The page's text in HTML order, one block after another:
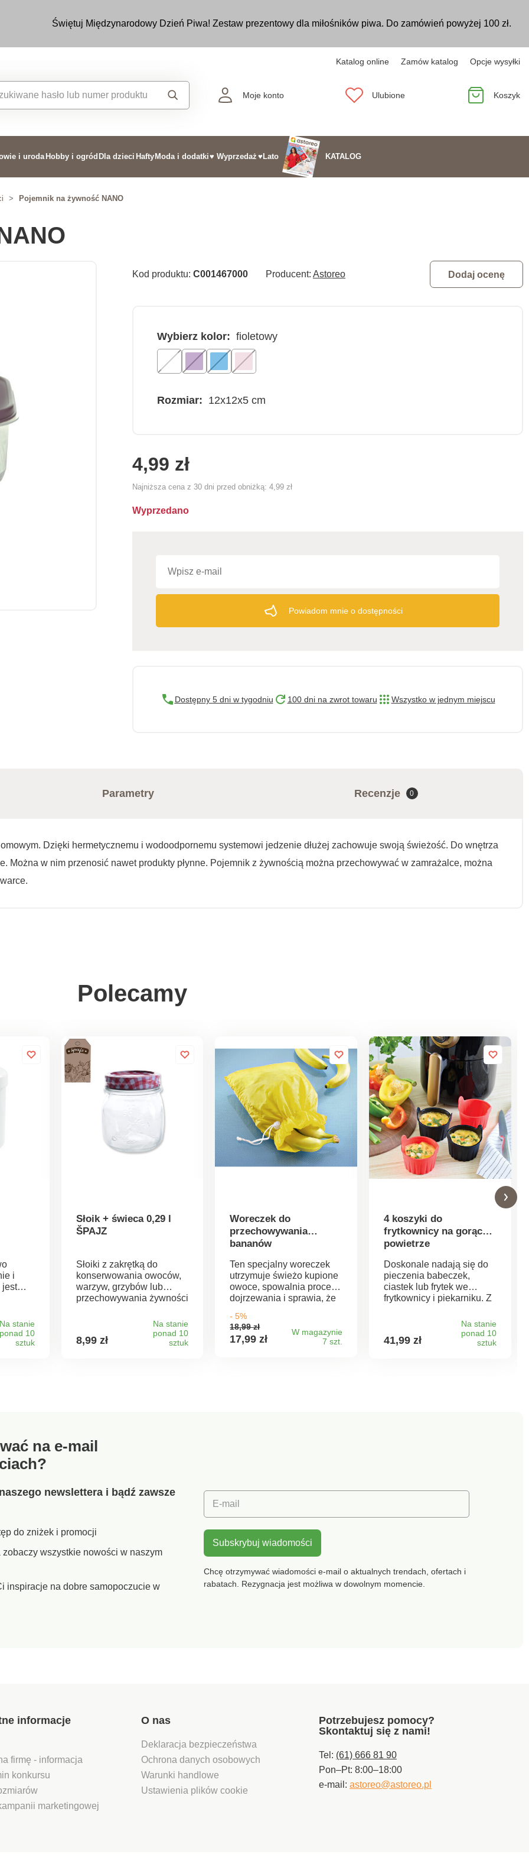
Świętuj Międzynarodowy Dzień Piwa! Zestaw prezentowy dla miłośników piwa. Do zamówień powyżej 100 zł.
Katalog online Zamów katalog Opcje wysyłki
Moje konto Ulubione Koszyk
i uroda Hobby i ogród Dla dzieci Hafty Moda i dodatki♥ Wyprzedaż ♥Lato KATALOG
> Pojemnik na żywność NANO
Kod produktu: C001467000 Producent: Astoreo Dodaj ocenę
Wybierz kolor: fioletowy
Rozmiar: 12x12x5 cm
4,99 zł
Najniższa cena z 30 dni przed obniżką: 4,99 zł
Wyprzedano
Powiadom mnie o dostępności
Dostępny 5 dni w tygodniu 100 dni na zwrot towaru Wszystko w jednym miejscu
Parametry Recenzje 0
Dzięki hermetycznemu i wodoodpornemu systemowi jedzenie dłużej zachowuje swoją świeżość. Do wnętrza
Można w nim przenosić nawet produkty płynne. Pojemnik z żywnością można przechowywać w zamrażalce, można
Polecamy
i
jest
w
stanie
10
sztuk
Słoik + świeca 0,29 l
ŠPAJZ
Słoiki z zakrętką do
konserwowania owoców,
warzyw, grzybów lub
przechowywania żywności
pokrywkaWymiary:
pojemność 0,29 l, 8 x 8 x 9
8,99 zł
Na stanie
ponad 10
sztuk
Woreczek do
przechowywania
bananów
Ten specjalny woreczek
utrzymuje świeżo kupione
owoce, spowalnia proces
dojrzewania i sprawia, że
dłużej świeże. Nadaje się
również do
przechowywania w
- 5%
18,99 zł
17,99 zł
W magazynie
7 szt.
4 koszyki do
frytkownicy na gorące
powietrze
Doskonale nadają się do
pieczenia babeczek,
ciastek lub frytek we
frytkownicy i piekarniku. Z
powierzchnią - bez
tłuszczu, bez lepkich
41,99 zł
Na stanie
ponad 10
sztuk
na e-mail
newslettera i bądź zawsze
do zniżek i promocji
wszystkie nowości w naszym
inspiracje na dobre samopoczucie w
E-mail
Subskrybuj wiadomości
Chcę otrzymywać wiadomości e-mail o aktualnych trendach, ofertach i
rabatach. Rezygnacja jest możliwa w dowolnym momencie.
informacje
firmę - informacja
konkursu
marketingowej
O nas
Deklaracja bezpieczeństwa
Ochrona danych osobowych
Warunki handlowe
Ustawienia plików cookie
Potrzebujesz pomocy?
Skontaktuj się z nami!
Tel: (61) 666 81 90
Pon–Pt: 8:00–18:00
e-mail: astoreo@astoreo.pl